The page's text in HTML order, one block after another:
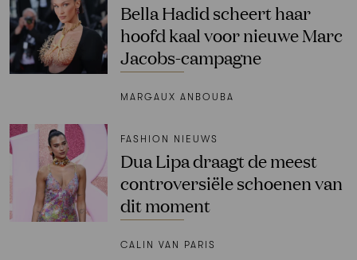
Bella Hadid scheert haar
hoofd kaal voor nieuwe Marc
Jacobs-campagne
MARGAUX ANBOUBA
FASHION NIEUWS
Dua Lipa draagt de meest
controversiële schoenen van
dit moment
CALIN VAN PARIS